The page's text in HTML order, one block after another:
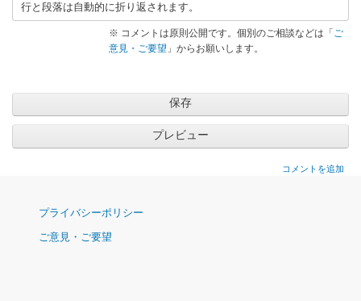
行と段落は自動的に折り返されます。
※ コメントは原則公開です。個別のご相談などは「 ご
意見・ご要望 」からお願いします。
コメントを追加
ナ
ゲ
プライバシーポリシー
ご意見・ご要望